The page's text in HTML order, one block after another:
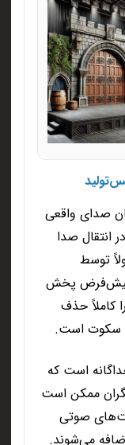
صدای واقعی
انتقال صدا
توسط
پیش‌فرض پخش
کاملاً حذف
سکوت است.
است که
ممکن است
صوتی
می‌شوند.